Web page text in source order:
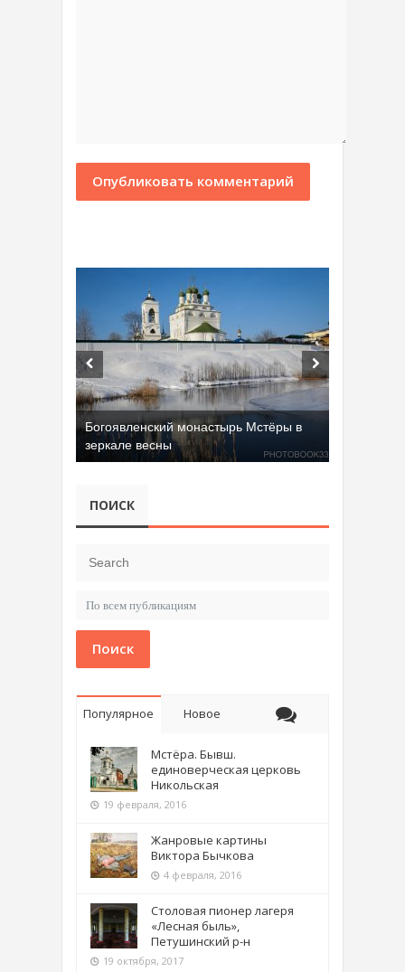
Богоявленский монастырь Мстёры в
зеркале весны
ПОИСК
Поиск
Популярное Новое
Мстёра. Бывш.
единоверческая церковь
Никольская
19 февраля, 2016
Жанровые картины
Виктора Бычкова
4 февраля, 2016
Столовая пионер лагеря
«Лесная быль»,
Петушинский р-н
19 октября, 2017